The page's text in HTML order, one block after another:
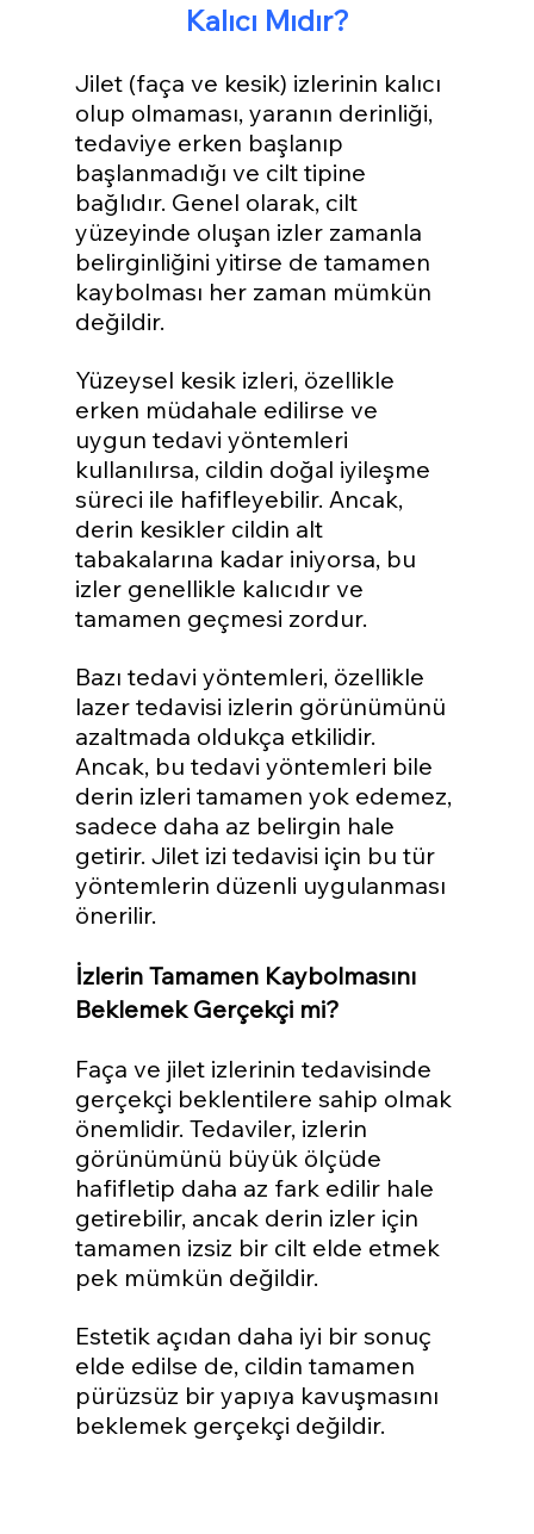
Kalıcı Mıdır?
Jilet (faça ve kesik) izlerinin kalıcı
olup olmaması, yaranın derinliği,
tedaviye erken başlanıp
başlanmadığı ve cilt tipine
bağlıdır. Genel olarak, cilt
yüzeyinde oluşan izler zamanla
belirginliğini yitirse de tamamen
kaybolması her zaman mümkün
değildir.
Yüzeysel kesik izleri, özellikle
erken müdahale edilirse ve
uygun tedavi yöntemleri
kullanılırsa, cildin doğal iyileşme
süreci ile hafifleyebilir. Ancak,
derin kesikler cildin alt
tabakalarına kadar iniyorsa, bu
izler genellikle kalıcıdır ve
tamamen geçmesi zordur.
Bazı tedavi yöntemleri, özellikle
lazer tedavisi izlerin görünümünü
azaltmada oldukça etkilidir.
Ancak, bu tedavi yöntemleri bile
derin izleri tamamen yok edemez,
sadece daha az belirgin hale
getirir. Jilet izi tedavisi için bu tür
yöntemlerin düzenli uygulanması
önerilir.
İzlerin Tamamen Kaybolmasını
Beklemek Gerçekçi mi?
Faça ve jilet izlerinin tedavisinde
gerçekçi beklentilere sahip olmak
önemlidir. Tedaviler, izlerin
görünümünü büyük ölçüde
hafifletip daha az fark edilir hale
getirebilir, ancak derin izler için
tamamen izsiz bir cilt elde etmek
pek mümkün değildir.
Estetik açıdan daha iyi bir sonuç
elde edilse de, cildin tamamen
pürüzsüz bir yapıya kavuşmasını
beklemek gerçekçi değildir.